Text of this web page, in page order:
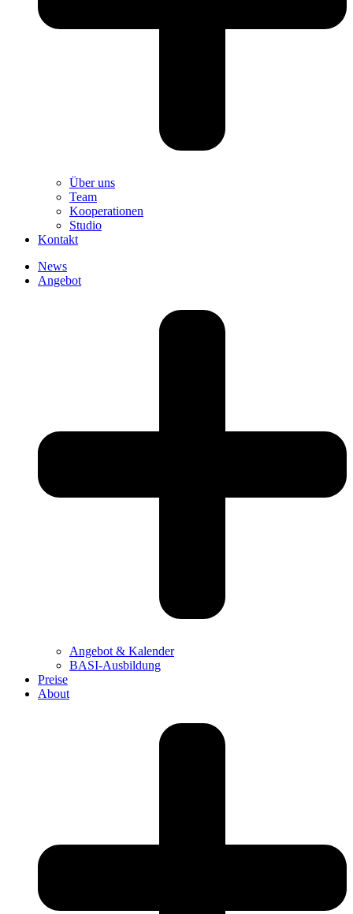
Über uns
Team
Kooperationen
Studio
Kontakt
News
Angebot
Angebot & Kalender
BASI-Ausbildung
Preise
About